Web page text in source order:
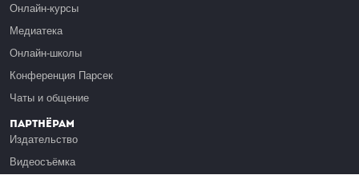
Онлайн-курсы
Медиатека
Онлайн-школы
Конференция Парсек
Чаты и общение
Партнёрам
Издательство
Видеосъёмка